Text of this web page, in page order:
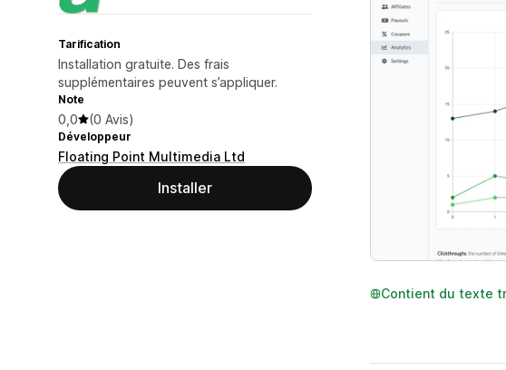
Tarification
Installation gratuite. Des frais
supplémentaires peuvent s’appliquer.
Note
0,0 (0 Avis)
Développeur
Floating Point Multimedia Ltd
Installer
Contient du texte